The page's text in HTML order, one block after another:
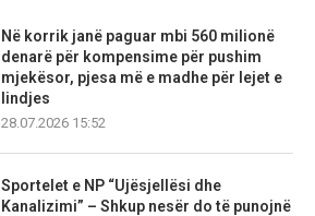
Në korrik janë paguar mbi 560 milionë
denarë për kompensime për pushim
mjekësor, pjesa më e madhe për lejet e
lindjes
28.07.2026 15:52
Sportelet e NP “Ujësjellësi dhe
Kanalizimi” – Shkup nesër do të punojnë